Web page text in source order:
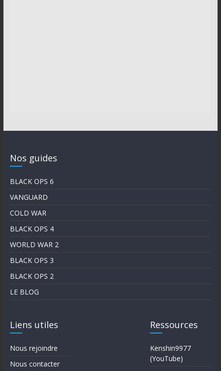
Nos guides
BLACK OPS 6
VANGUARD
COLD WAR
BLACK OPS 4
WORLD WAR 2
BLACK OPS 3
BLACK OPS 2
LE BLOG
Liens utiles
Nous rejoindre
Nous contacter
Ressources
Kenshin9977
(YouTube)